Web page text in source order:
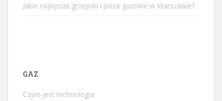
Jakie najlepsze grzejniki i piece gazowe w Warszawie?
GAZ
Czym jest technologia